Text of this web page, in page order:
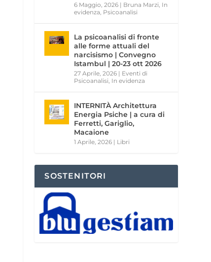
6 Maggio, 2026 | Bruna Marzi In
evidenza Psicoanalisi
La psicoanalisi di fronte
alle forme attuali del
narcisismo | Convegno
Istambul | 20-23 ott 2026
27 Aprile, 2026 | Eventi di
Psicoanalisi In evidenza
INTERNITÀ Architettura
Energia Psiche | a cura di
Ferretti, Gariglio,
Macaione
1 Aprile, 2026 | Libri
SOSTENITORI